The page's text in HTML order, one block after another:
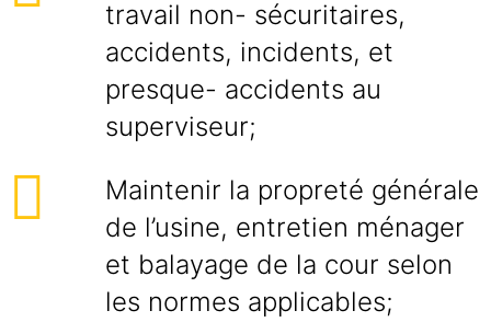
travail non- sécuritaires,
accidents, incidents, et
presque- accidents au
superviseur;
Maintenir la propreté générale
de l’usine, entretien ménager
et balayage de la cour selon
les normes applicables;